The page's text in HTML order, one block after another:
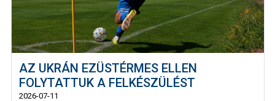
AZ UKRÁN EZÜSTÉRMES ELLEN
FOLYTATTUK A FELKÉSZÜLÉST
2026-07-11